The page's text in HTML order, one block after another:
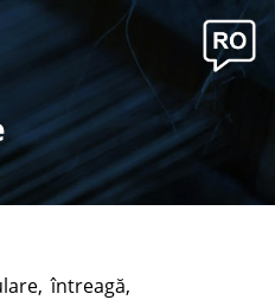
întreagă,